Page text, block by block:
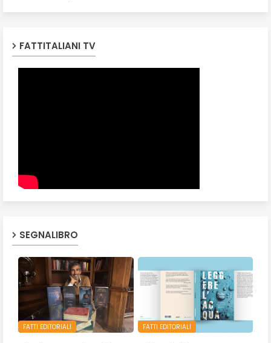
FATTITALIANI TV
SEGNALIBRO
FATTI EDITORIALI FATTI EDITORIALI